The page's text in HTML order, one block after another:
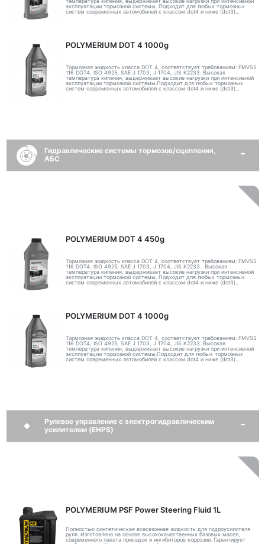
эксплуатации тормозной системы. Подходит для любых тормозных
систем современных автомобилей с классом dot4 и ниже (dot3)...
POLYMERIUM DOT 4 1000g
Тормозная жидкость класса DOT 4, соответствует требованиям: FMVSS
116 DOT4, ISO 4925, SAE J 1703, J 1704, JIS K2233. Высокая
температура кипения, выдерживает высокие нагрузки при интенсивной
эксплуатации тормозной системы.Подходит для любых тормозных
систем современных автомобилей с классом dot4 и ниже (dot3)...
Гидравлические системы тормозов/сцепления,
АБС
POLYMERIUM DOT 4 450g
Тормозная жидкость класса DOT 4, соответствует требованиям: FMVSS
116 DOT4, ISO 4925, SAE J 1703, J 1704, JIS K2233. Высокая
температура кипения, выдерживает высокие нагрузки при интенсивной
эксплуатации тормозной системы. Подходит для любых тормозных
систем современных автомобилей с классом dot4 и ниже (dot3)...
POLYMERIUM DOT 4 1000g
Тормозная жидкость класса DOT 4, соответствует требованиям: FMVSS
116 DOT4, ISO 4925, SAE J 1703, J 1704, JIS K2233. Высокая
температура кипения, выдерживает высокие нагрузки при интенсивной
эксплуатации тормозной системы.Подходит для любых тормозных
систем современных автомобилей с классом dot4 и ниже (dot3)...
Рулевое управление с электрогидравлическим
усилителем (EHPS)
POLYMERIUM PSF Power Steering Fluid 1L
Полностью синтетическая всесезонная жидкость для гидроусилителя
руля. Изготовлена на основе высококачественных базовых масел,
современного пакета присадок и ингибиторов коррозии. Гарантирует